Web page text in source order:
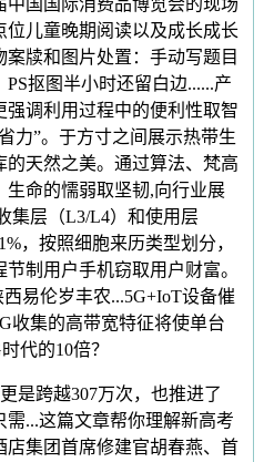
位儿童晚期阅读以及成长成长
牍和图片处置：手动写题目
抠图半小时还留白边......产
调利用过程中的便利性取智
力”。于方寸之间展示热带生
天然之美。通过算法、梵高
生命的懦弱取坚韧,向行业展
集层（L3/L4）和使用层
，按照细胞来历类型划分，
制用户手机窃取用户财富。
易伦岁丰农...5G+IoT设备催
收集的高带宽特征将使单台
代的10倍？
跨越307万次，也推进了
...这篇文章帮你理解新高考
店集团首席修建官胡春燕、首